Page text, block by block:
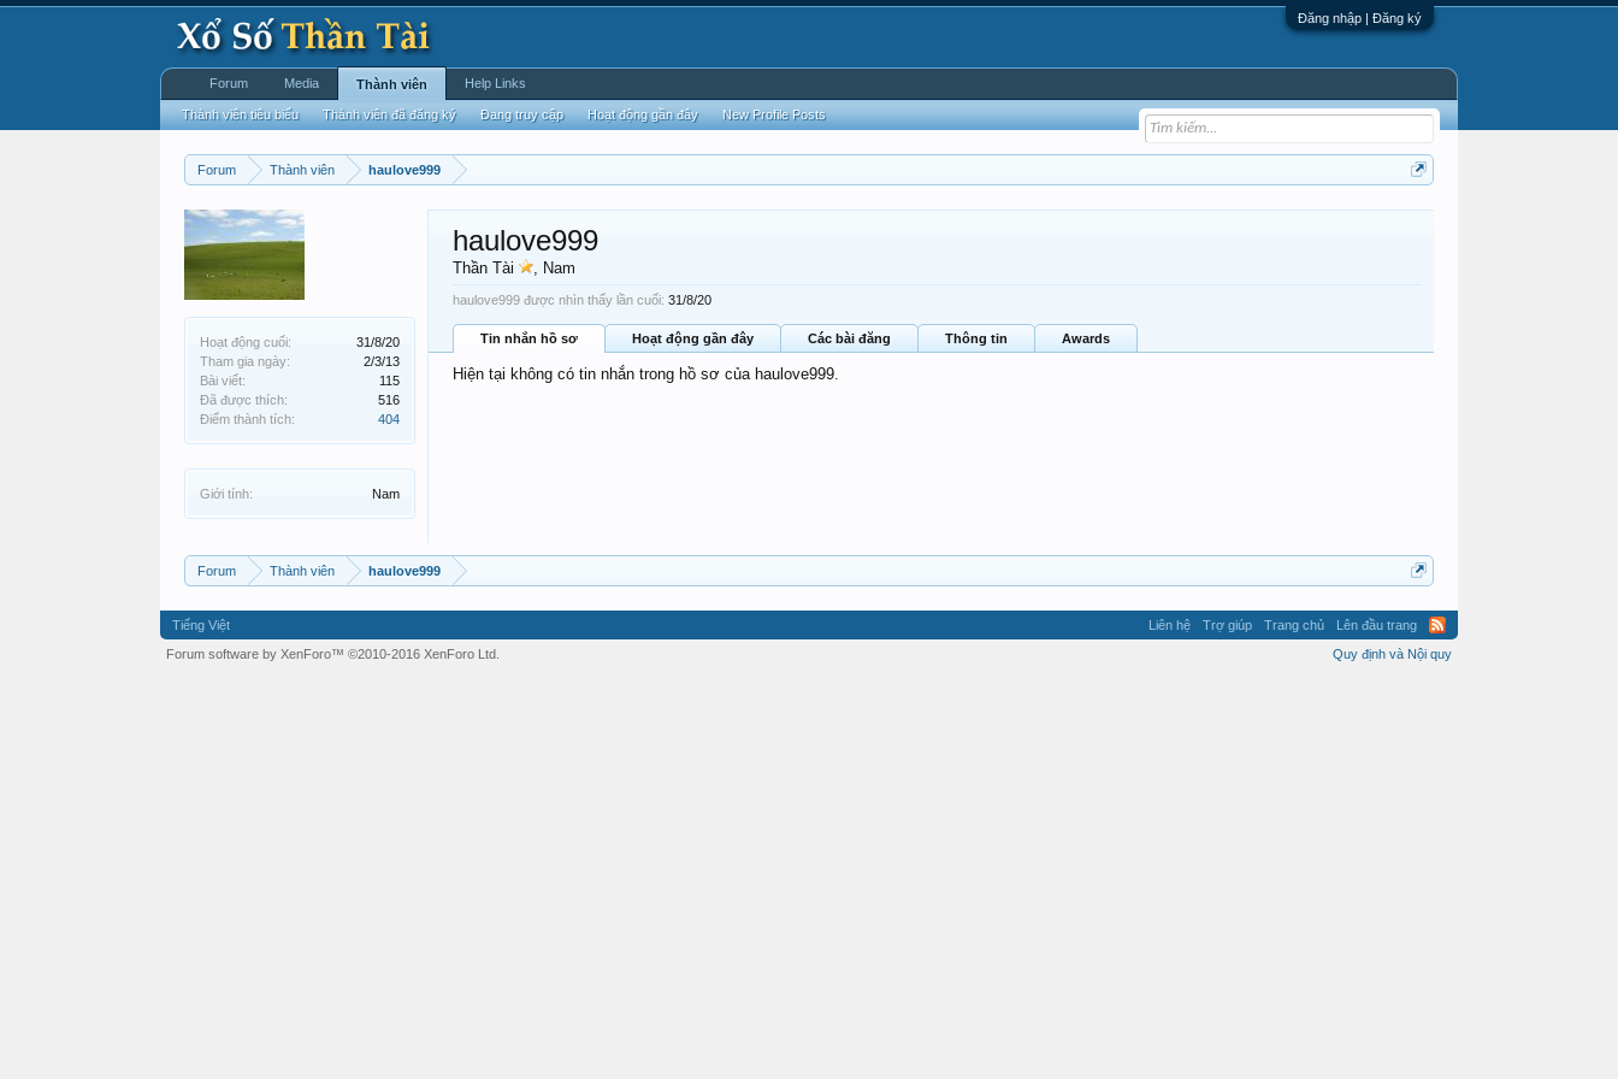
Đăng nhập | Đăng ký
Forum Thành viên haulove999
Hoạt động cuối:
31/8/20
Tham gia ngày:
2/3/13
Bài viết:
115
Đã được thích:
516
Điểm thành tích:
404
Giới tính: Nam
haulove999
Thần Tài , Nam
haulove999 được nhìn thấy lần cuối: 31/8/20
Tin nhắn hồ sơ Hoạt động gần đây Các bài đăng Thông tin Awards
Hiện tại không có tin nhắn trong hồ sơ của haulove999.
Forum Thành viên haulove999
Forum Media Thành viên
Thành viên tiêu biểu Thành viên đã đăng ký Đang truy cập Hoạt động gần đây New Profile Posts
Help Links
Tiếng Việt Liên hệ Trợ giúp Trang chủ
Lên đầu trang
Quy định và Nội quy
Forum software by XenForo™ ©2010-2016 XenForo Ltd.